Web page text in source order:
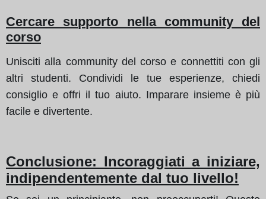
Cercare supporto nella community del
corso
Unisciti alla community del corso e connettiti con gli
altri studenti. Condividi le tue esperienze, chiedi
consiglio e offri il tuo aiuto. Imparare insieme è più
facile e divertente.
Conclusione: Incoraggiati a iniziare,
indipendentemente dal tuo livello!